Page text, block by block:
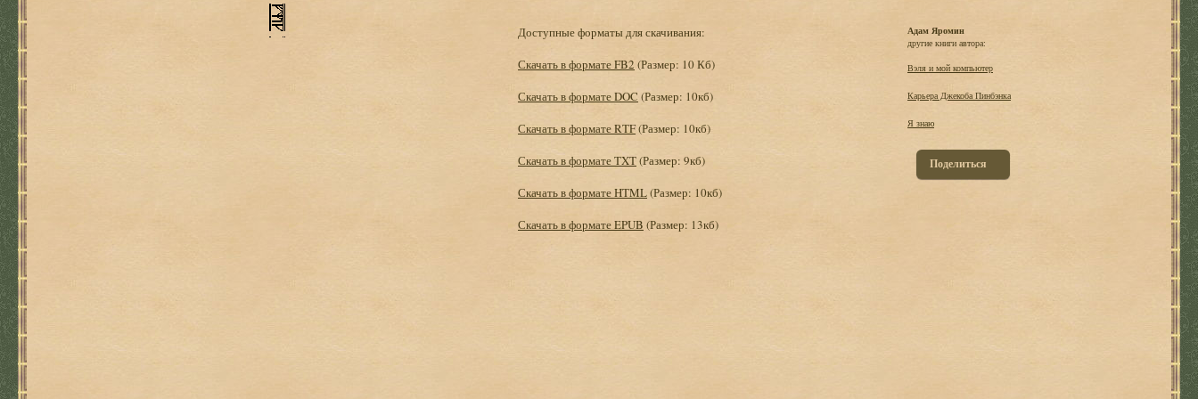
Доступные форматы для скачивания:
Скачать в формате FB2 (Размер: 10 Кб)
Скачать в формате DOC (Размер: 10кб)
Скачать в формате RTF(Размер: 10кб)
Скачать в формате TXT(Размер: 9кб)
Скачать в формате HTML(Размер: 10кб)
Скачать в формате EPUB (Размер: 13кб)
Адам Яромин
другие книги автора:
Вэля и мой компьютер
Карьера Джекоба Пинбэнка
Я знаю
Поделиться